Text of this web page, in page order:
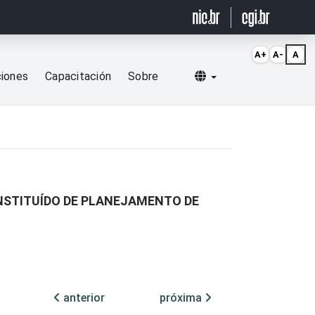
Capacitación Sobre Selecionar idioma
DE PLANEJAMENTO DE
anterior
próxima
A+ A- A